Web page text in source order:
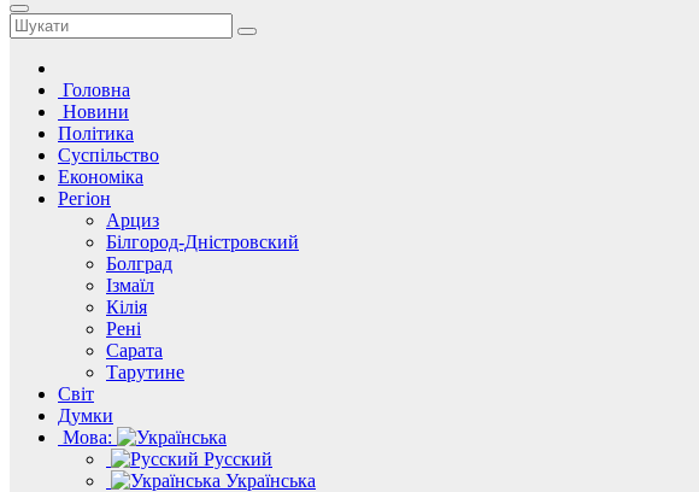
Головна
Новини
Політика
Суспільство
Економіка
Регіон
Арциз
Білгород-Дністровский
Болград
Ізмаїл
Кілія
Рені
Сарата
Тарутине
Світ
Думки
Мова:
Русский
Українська